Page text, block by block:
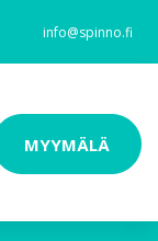
info@spinno.fi
MYYMÄLÄ